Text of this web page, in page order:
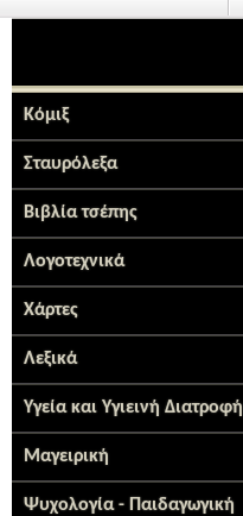
Κόμιξ
Σταυρόλεξα
Βιβλία τσέπης
Λογοτεχνικά
Χάρτες
Λεξικά
Υγεία και Υγιεινή Διατροφή
Μαγειρική
Ψυχολογία - Παιδαγωγική